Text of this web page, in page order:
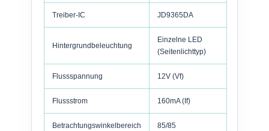
Treiber-IC JD9365DA
Hintergrundbeleuchtung
Einzelne LED
(Seitenlichttyp)
Flussspannung 12V (Vf)
Flussstrom 160mA (If)
Betrachtungswinkelbereich 85/85